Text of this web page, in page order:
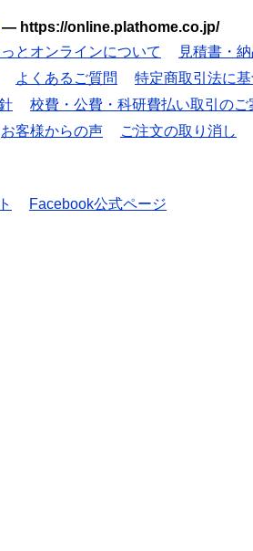
— https://online.plathome.co.jp/
とオンラインについて
見積書・
よくあるご質問
特定商取引法に
校費・公費・科研費払い取引のご
お客様からの声 ご注文の取り消し
Facebook公式ページ